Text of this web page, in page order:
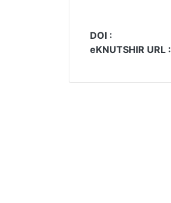
DOI :
eKNUTSHIR URL :